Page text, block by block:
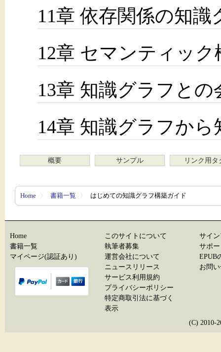
11章 依存関係の知識
12章 セマンティッ
13章 知識グラフとの
14章 知識グラフか
概要 サンプル リンク用タ
Home 〉 書籍一覧 〉 はじめての知識グラフ構築ガイド
Home
書籍一覧
マイページ(認証あり)
このサイトについて
執筆者募集
運営会社について
ニュースリリース
サービス利用規約
プライバシーポリシー
特定商取引法に基づく
表示
サイ
サポ
EPUB
お問
(C) 2010-